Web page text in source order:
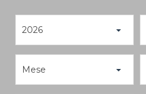
2026
Mese